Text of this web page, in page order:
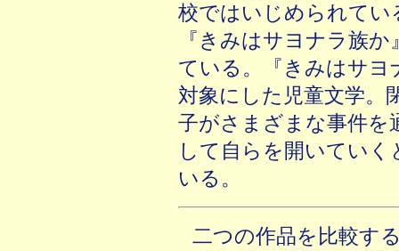
校ではいじめられてい
『きみはサヨナラ族
ている。『きみはサヨ
対象にした児童文学。
子がさまざまな事件を
して自らを開いてい
いる。
二つの作品を比較す